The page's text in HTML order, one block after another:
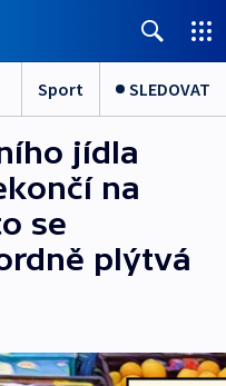
Sport SLEDOVAT
jídla
na
se
plýtvá